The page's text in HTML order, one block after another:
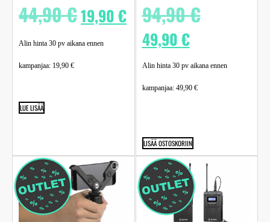
44,90€19,90€
Alin hinta 30 pv aikana ennen
kampanjaa: 19,90 €
LUE LISÄÄ
94,90€
49,90€
Alin hinta 30 pv aikana ennen
kampanjaa: 49,90 €
LISÄÄ OSTOSKORIIN